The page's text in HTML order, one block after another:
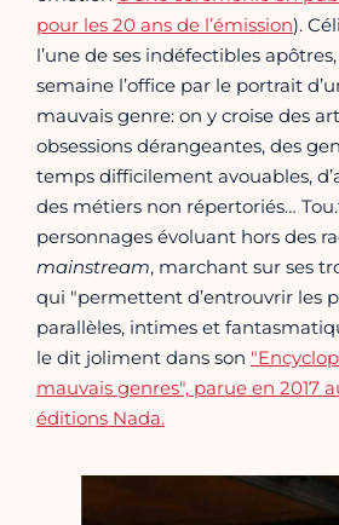
pour les 20 ans de l’émission).
l’une de ses indéfectibles
semaine l’office par le portrait
mauvais genre: on y croise des
obsessions dérangeantes, des
temps difficilement avouables,
des métiers non répertoriés…
personnages évoluant hors des
mainstream, marchant sur ses
qui "permettent d’entrouvrir les
parallèles, intimes et
le dit joliment dans son
mauvais genres", parue en 2017
éditions Nada.